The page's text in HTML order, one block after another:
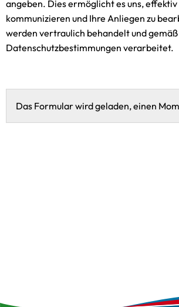
angeben. Dies ermöglicht es uns, effektiv
kommunizieren und Ihre Anliegen zu
werden vertraulich behandelt und
Datenschutzbestimmungen verarbeitet.
Das Formular wird geladen, einen